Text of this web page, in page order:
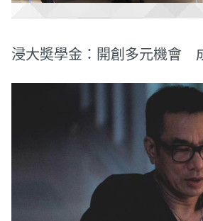
浸大奬學金：開創多元機會